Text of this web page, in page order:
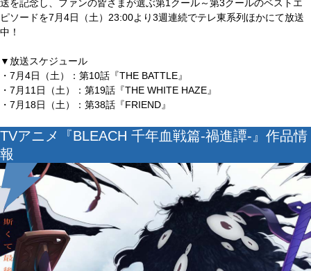
送を記念し、ファンの皆さまが選ぶ第1クール～第3クールのベストエ
ピソードを7⽉4⽇（土）23:00より3週連続でテレ東系列ほかにて放送
中！
▼放送スケジュール
・7⽉4⽇（土）：第10話『THE BATTLE』
・7⽉11⽇（土）：第19話『THE WHITE HAZE』
・7⽉18⽇（土）：第38話『FRIEND』
TVアニメ『BLEACH 千年血戦篇-禍進譚-』作品情
報